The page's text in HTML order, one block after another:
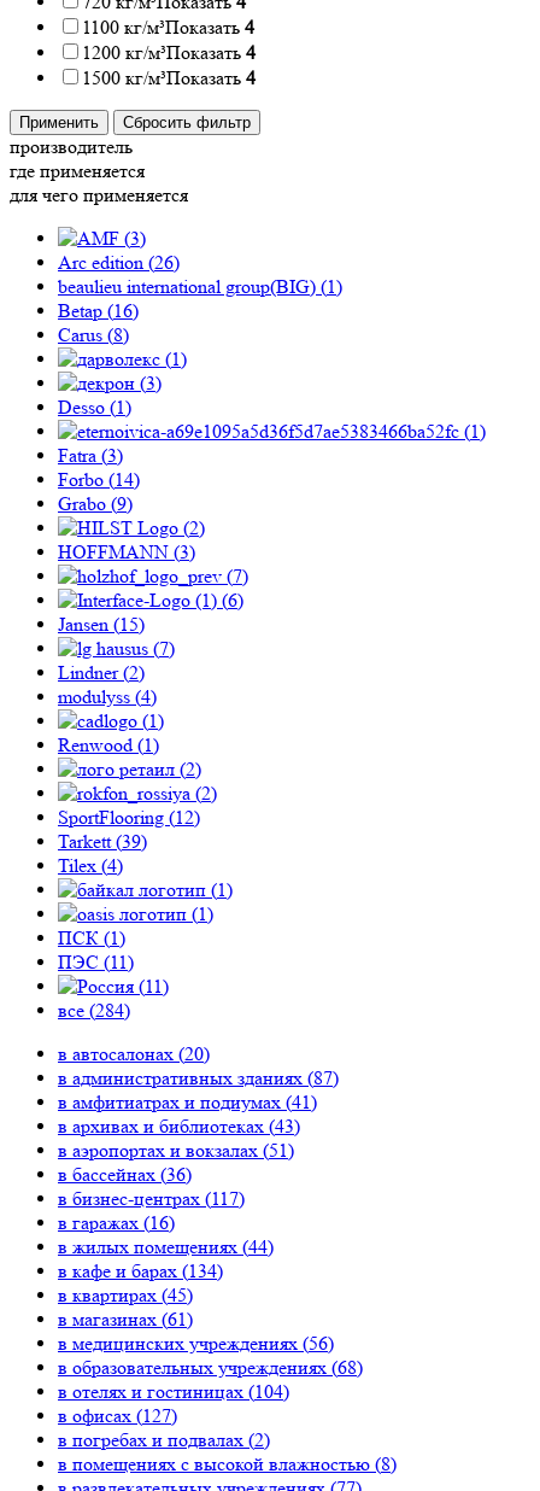
1100 кг/м³Показать 4
1200 кг/м³Показать 4
1500 кг/м³Показать 4
Применить Сбросить фильтр
производитель
где применяется
для чего применяется
(3)
Arc edition (26)
beaulieu international group(BIG) (1)
Betap (16)
Carus (8)
(1)
(3)
Desso (1)
(1)
Fatra (3)
Forbo (14)
Grabo (9)
(2)
HOFFMANN (3)
(7)
(6)
Jansen (15)
(7)
Lindner (2)
modulyss (4)
(1)
Renwood (1)
(2)
(2)
SportFlooring (12)
Tarkett (39)
Tilex (4)
(1)
(1)
ПСК (1)
ПЭС (11)
(11)
все (284)
в автосалонах (20)
в административных зданиях (87)
в амфитиатрах и подиумах (41)
в архивах и библиотеках (43)
в аэропортах и вокзалах (51)
в бассейнах (36)
в бизнес-центрах (117)
в гаражах (16)
в жилых помещениях (44)
в кафе и барах (134)
в квартирах (45)
в магазинах (61)
в медицинских учреждениях (56)
в образовательных учреждениях (68)
в отелях и гостиницах (104)
в офисах (127)
в погребах и подвалах (2)
в помещениях с высокой влажностью (8)